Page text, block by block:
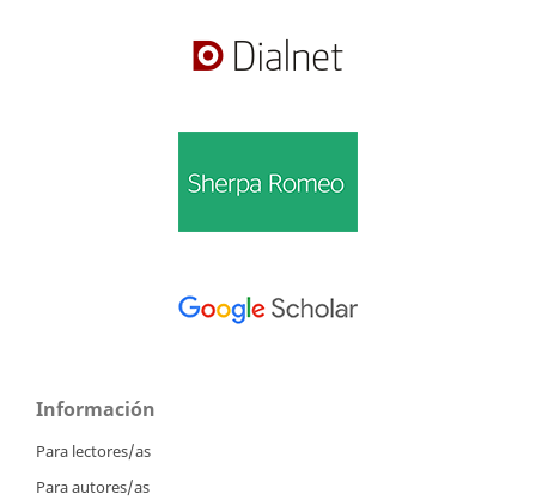
Información
Para lectores/as
Para autores/as